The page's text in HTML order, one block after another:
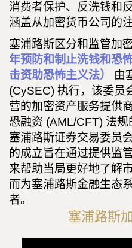
消费者保护、反洗钱和
涵盖从加密货币公司的
塞浦路斯区分和监管加
年预防和制止洗钱和恐
击资助恐怖主义法）
由
(CySEC) 执行，该委员
营的加密资产服务提供
恐融资 (AML/CFT) 法规
塞浦路斯证券交易委员
的成立旨在通过提供监
来帮助当局更好地了解
而为塞浦路斯金融生态
者。
塞浦路斯